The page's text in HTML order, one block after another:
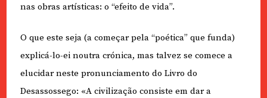
nas obras artísticas: o “efeito de vida”.
O que este seja (a começar pela “poética” que funda)
explicá-lo-ei noutra crónica, mas talvez se comece a
elucidar neste pronunciamento do Livro do
Desassossego: «A civilização consiste em dar a